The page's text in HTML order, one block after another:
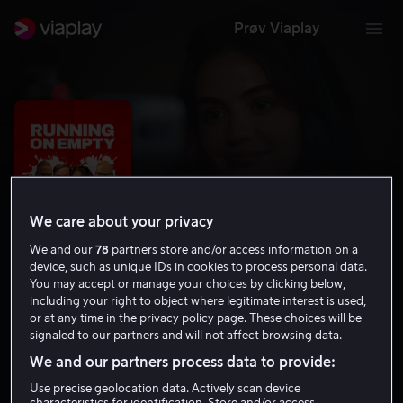
Prøv Viaplay
Running On Empty
We care about your privacy
We and our78 partners store and/or access information on a
device, such as unique IDs in cookies to process personal data.
You may accept or manage your choices by clicking below,
including your right to object where legitimate interest is used,
or at any time in the privacy policy page. These choices will be
signaled to our partners and will not affect browsing data.
We and our partners process data to provide:
Use precise geolocation data. Actively scan device